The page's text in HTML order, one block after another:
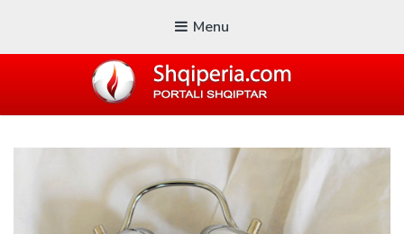
Menu
Blogu i ShqiperiaCom